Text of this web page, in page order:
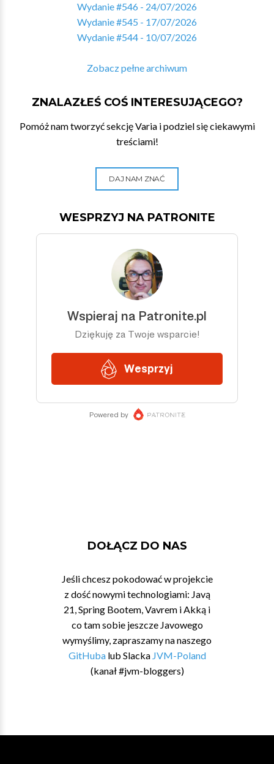
Wydanie #546 - 24/07/2026
Wydanie #545 - 17/07/2026
Wydanie #544 - 10/07/2026
Zobacz pełne archiwum
ZNALAZŁEŚ COŚ INTERESUJĄCEGO?
Pomóż nam tworzyć sekcję Varia i podziel się ciekawymi
treściami!
DAJ NAM ZNAĆ
WESPRZYJ NA PATRONITE
DOŁĄCZ DO NAS
Jeśli chcesz pokodować w projekcie
z dość nowymi technologiami: Javą
21, Spring Bootem, Vavrem i Akką i
co tam sobie jeszcze Javowego
wymyślimy, zapraszamy na naszego
GitHubalub Slacka JVM-Poland
(kanał #jvm-bloggers)